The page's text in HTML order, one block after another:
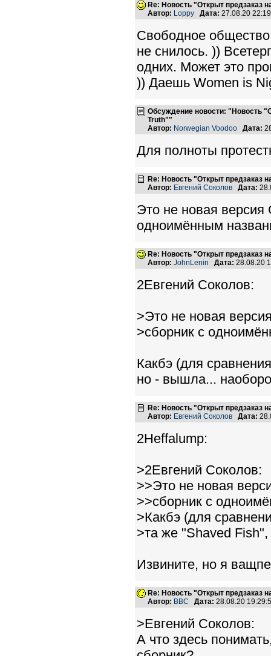
Re: Новость "Открыт предзаказ
Автор: Loppy Дата: 27.08.20
Свободное
не снилось. ))
одних. Может это
)) Даешь Women is
Обсуждение новости: "Новость
Truth""
Автор: Norwegian Voodoo Дата:
Для полноты
Re: Новость "Открыт предзаказ
Автор: Евгений Соколов Дата:
Это не новая версия
одноимённым
Re: Новость "Открыт предзаказ
Автор: JohnLenin Дата: 28.08.20
2Евгений Соколов:
>Это не новая
>сборник с
Какбэ (для
но - вышла...
Re: Новость "Открыт предзаказ
Автор: Евгений Соколов Дата:
2Heffalump:
>2Евгений Соколов:
>>Это не новая
>>сборник с
>Какбэ (для
>та же "Shaved
Извините, но я
Re: Новость "Открыт предзаказ
Автор: BBC Дата: 28.08.20
>Евгений Соколов:
А что здесь